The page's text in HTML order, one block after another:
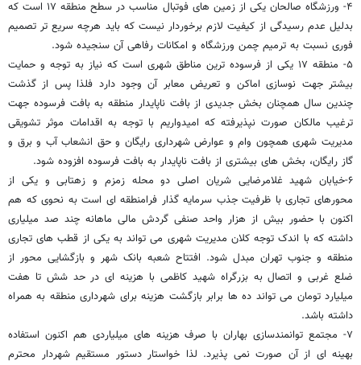
۴- ورزشگاه صالحان یکی از زمین های فوتبال مناسب در سطح منطقه ۱۷ است که
بدلیل عدم رسیدگی از کیفیت لازم برخوردار نیست که باید هرچه سریع تر تصمیم
فوری نسبت به ترمیم چمن ورزشگاه و امکانات رفاهی آن سنجیده شود.
۵- منطقه ۱۷ یکی از فرسوده ترین مناطق شهری است که نیاز به توجه و حمایت
بیشتر جهت نوسازی اماکن و تعریض معابر آن وجود دارد فلذا پس از گذشت
چندین سال همچنان بخش جدیدی از بافت ناپایدار منطقه به بافت فرسوده جهت
ترغیب مالکان صورت نپذیرفته که امیدواریم با توجه به اقدامات موثر تشویقی
مدیریت شهری همچون وام و عوارض شهرداری رایگان و حق انشعاب آب و برق و
گاز رایگان، بخش های بیشتری از بافت ناپایدار به بافت فرسوده افزوده شود.
۶-خیابان شهید غلامرضایی شریان اصلی دو محله زمزم و زهتابی و یکی از
محورهای تجاری با ظرفیت جذب سرمایه گذار فرامنطقه ای است به نحوی که هم
اکنون با حضور بیش از هزار واحد صنفی گردش مالی ماهانه چند صد میلیاری
داشته که با اندک توجه کلان مدیریت شهری می تواند به یکی از قطب های تجاری
منطقه و جنوب تهران مبدل شود. افتتاح شعبه بانک شهر و بازگشایی محور از
ضلع غربی و اتصال به بزرگراه شهید کاظمی با هزینه ای در حد شش تا هفت
میلیارد تومان می تواند ده ها برابر بازگشت هزینه برای شهرداری منطقه به همراه
داشته باشد.
۷- مجتمع توانمندسازی بهاران با صرف هزینه های میلیاردی هم اکنون استفاده
بهینه ای از آن صورت نمی پذیرد. لذا خواستار دستور مستقیم شهردار محترم